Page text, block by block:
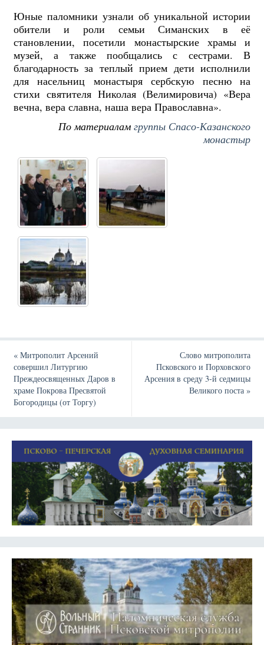
Юные паломники узнали об уникальной истории
обители и роли семьи Симанских в её
становлении, посетили монастырские храмы и
музей, а также пообщались с сестрами. В
благодарность за теплый прием дети исполнили
для насельниц монастыря сербскую песню на
стихи святителя Николая (Велимировича) «Вера
вечна, вера славна, наша вера Православна».
По материаламгруппы Спасо-Казанского
монастыр
«Митрополит Арсений
совершил Литургию
Преждеосвященных Даров в
храме Покрова Пресвятой
Богородицы (от Торгу)
Слово митрополита
Псковского и Порховского
Арсения в среду 3-й седмицы
Великого поста»